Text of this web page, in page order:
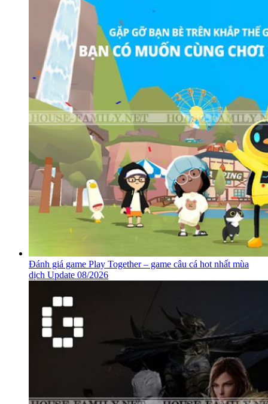
Đánh giá game Play Together – game câu cá hot nhất mùa
dịch Update 08/2026